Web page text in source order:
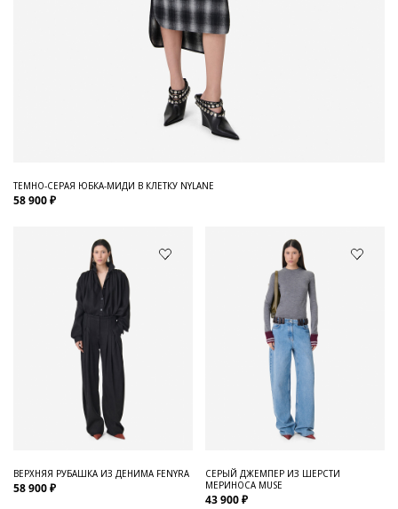
ТЕМНО-СЕРАЯ ЮБКА-МИДИ В КЛЕТКУ NYLANE
58 900 ₽
ВЕРХНЯЯ РУБАШКА ИЗ ДЕНИМА FENYRA
58 900 ₽
СЕРЫЙ ДЖЕМПЕР ИЗ ШЕРСТИ
МЕРИНОСА MUSE
43 900 ₽